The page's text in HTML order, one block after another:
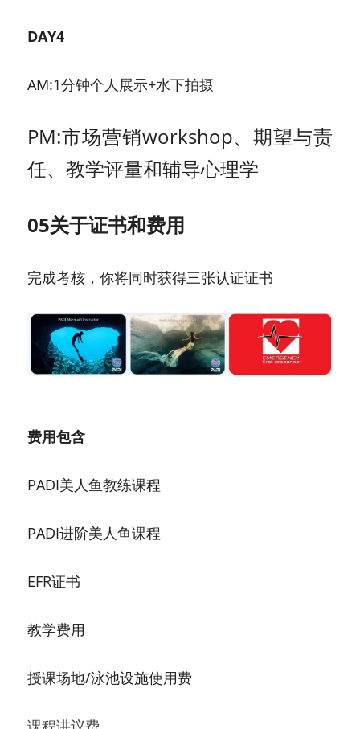
DAY4
AM:1分钟个人展示+水下拍摄
PM:市场营销workshop、期望与责
任、教学评量和辅导心理学
05关于证书和费用
完成考核，你将同时获得三张认证证书
费用包含
PADI美人鱼教练课程
PADI进阶美人鱼课程
EFR证书
教学费用
授课场地/泳池设施使用费